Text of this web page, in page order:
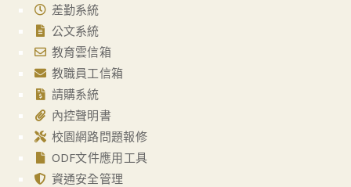
差勤系統
公文系統
教育雲信箱
教職員工信箱
請購系統
內控聲明書
校園網路問題報修
ODF文件應用工具
資通安全管理